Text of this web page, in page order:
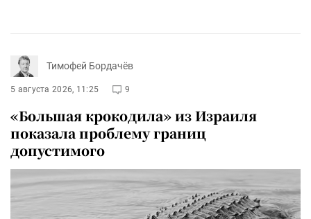
Тимофей Бордачёв
5 августа 2026, 11:25 9
«Большая крокодила» из Израиля
показала проблему границ
допустимого